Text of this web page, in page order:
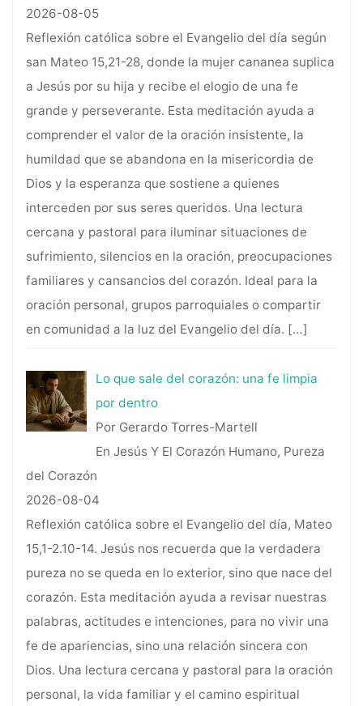
2026-08-05
Reflexión católica sobre el Evangelio del día según
san Mateo 15,21-28, donde la mujer cananea suplica
a Jesús por su hija y recibe el elogio de una fe
grande y perseverante. Esta meditación ayuda a
comprender el valor de la oración insistente, la
humildad que se abandona en la misericordia de
Dios y la esperanza que sostiene a quienes
interceden por sus seres queridos. Una lectura
cercana y pastoral para iluminar situaciones de
sufrimiento, silencios en la oración, preocupaciones
familiares y cansancios del corazón. Ideal para la
oración personal, grupos parroquiales o compartir
en comunidad a la luz del Evangelio del día. […]
Lo que sale del corazón: una fe limpia
por dentro
Por Gerardo Torres-Martell
En Jesús Y El Corazón Humano, Pureza
del Corazón
2026-08-04
Reflexión católica sobre el Evangelio del día, Mateo
15,1-2.10-14. Jesús nos recuerda que la verdadera
pureza no se queda en lo exterior, sino que nace del
corazón. Esta meditación ayuda a revisar nuestras
palabras, actitudes e intenciones, para no vivir una
fe de apariencias, sino una relación sincera con
Dios. Una lectura cercana y pastoral para la oración
personal, la vida familiar y el camino espiritual